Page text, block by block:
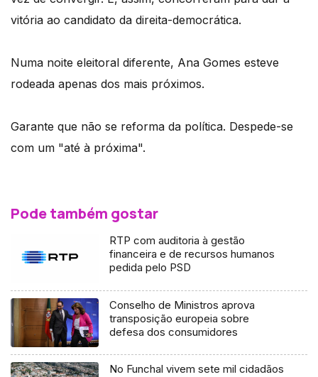
vitória ao candidato da direita-democrática.
Numa noite eleitoral diferente, Ana Gomes esteve
rodeada apenas dos mais próximos.
Garante que não se reforma da política. Despede-se
com um "até à próxima".
Pode também gostar
RTP com auditoria à gestão
financeira e de recursos humanos
pedida pelo PSD
Conselho de Ministros aprova
transposição europeia sobre
defesa dos consumidores
No Funchal vivem sete mil cidadãos